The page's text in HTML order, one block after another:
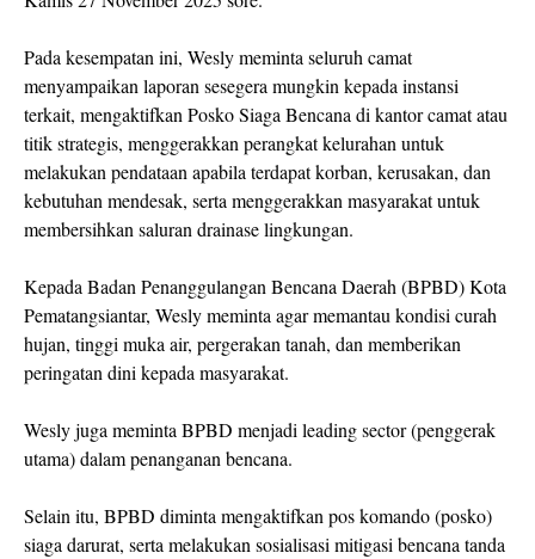
Pada kesempatan ini, Wesly meminta seluruh camat
menyampaikan laporan sesegera mungkin kepada instansi
terkait, mengaktifkan Posko Siaga Bencana di kantor camat atau
titik strategis, menggerakkan perangkat kelurahan untuk
melakukan pendataan apabila terdapat korban, kerusakan, dan
kebutuhan mendesak, serta menggerakkan masyarakat untuk
membersihkan saluran drainase lingkungan.
Kepada Badan Penanggulangan Bencana Daerah (BPBD) Kota
Pematangsiantar, Wesly meminta agar memantau kondisi curah
hujan, tinggi muka air, pergerakan tanah, dan memberikan
peringatan dini kepada masyarakat.
Wesly juga meminta BPBD menjadi leading sector (penggerak
utama) dalam penanganan bencana.
Selain itu, BPBD diminta mengaktifkan pos komando (posko)
siaga darurat, serta melakukan sosialisasi mitigasi bencana tanda